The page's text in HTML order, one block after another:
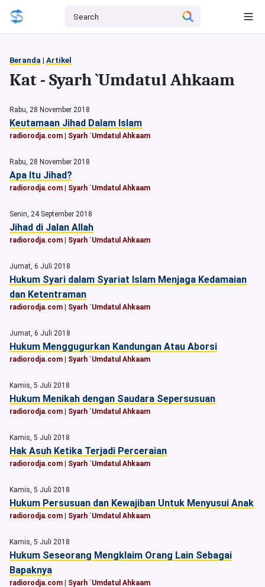
Beranda | Artikel
Kat - Syarh `Umdatul Ahkaam
Rabu, 28 November 2018
Keutamaan Jihad Dalam Islam
radiorodja.com Syarh `Umdatul Ahkaam
Rabu, 28 November 2018
Apa Itu Jihad?
radiorodja.com Syarh `Umdatul Ahkaam
Senin, 24 September 2018
Jihad di Jalan Allah
radiorodja.com Syarh `Umdatul Ahkaam
Jumat, 6 Juli 2018
Hukum Syari dalam Syariat Islam Menjaga Kedamaian
dan Ketentraman
radiorodja.com Syarh `Umdatul Ahkaam
Jumat, 6 Juli 2018
Hukum Menggugurkan Kandungan Atau Aborsi
radiorodja.com Syarh `Umdatul Ahkaam
Kamis, 5 Juli 2018
Hukum Menikah dengan Saudara Sepersusuan
radiorodja.com Syarh `Umdatul Ahkaam
Kamis, 5 Juli 2018
Hak Asuh Ketika Terjadi Perceraian
radiorodja.com Syarh `Umdatul Ahkaam
Kamis, 5 Juli 2018
Hukum Persusuan dan Kewajiban Untuk Menyusui Anak
radiorodja.com Syarh `Umdatul Ahkaam
Kamis, 5 Juli 2018
Hukum Seseorang Mengklaim Orang Lain Sebagai
Bapaknya
radiorodja.com Syarh `Umdatul Ahkaam